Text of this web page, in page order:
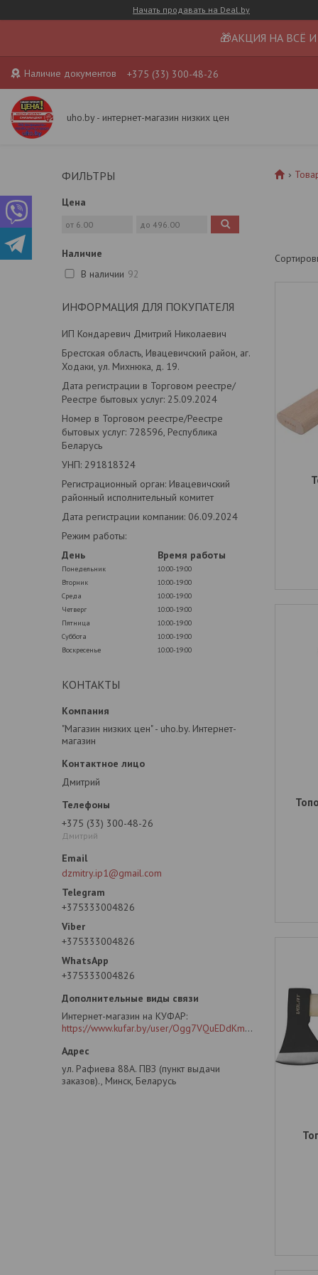
Начать продавать на Deal.by
🎁АКЦИЯ НА ВСЁ
Наличие документов +375 (33) 300-48-26
uho.by - интернет-магазин низких цен
ФИЛЬТРЫ
Цена
Наличие
В наличии 92
ИНФОРМАЦИЯ ДЛЯ ПОКУПАТЕЛЯ
ИП Кондаревич Дмитрий Николаевич
Брестская область, Ивацевичский район, аг.
Ходаки, ул. Михнюка, д. 19.
Дата регистрации в Торговом реестре/
Реестре бытовых услуг: 25.09.2024
Номер в Торговом реестре/Реестре
бытовых услуг: 728596, Республика
Беларусь
УНП: 291818324
Регистрационный орган: Ивацевичский
районный исполнительный комитет
Дата регистрации компании: 06.09.2024
Режим работы:
День
Время работы
Понедельник
10:00-19:00
Вторник
10:00-19:00
Среда
10:00-19:00
Четверг
10:00-19:00
Пятница
10:00-19:00
Суббота
10:00-19:00
Воскресенье
10:00-19:00
КОНТАКТЫ
"Магазин низких цен" - uho.by. Интернет-
магазин
Дмитрий
+375 (33) 300-48-26
Дмитрий
dzmitry.ip1@gmail.com
+375333004826
+375333004826
+375333004826
Интернет-магазин на КУФАР
https://www.kufar.by/user/Ogg7VQuEDdKm2oG4CLB6SIY?previousUrl=https%3A%2F%2Fwww.kufar.by%2Fitem%2F1073355778&widgetPosition=lower
ул. Рафиева 88А. ПВЗ (пункт выдачи
заказов)., Минск, Беларусь